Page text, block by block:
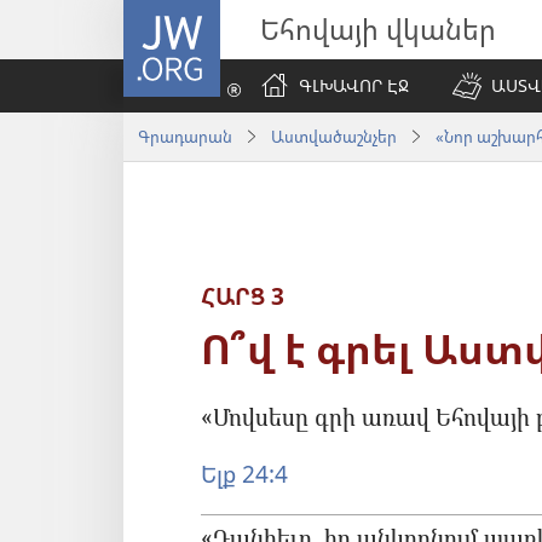
JW.ORG Եհովայի վկաներ
ԳԼԽԱՎՈՐ ԷՋ
Գրադարան Աստվածաշնչեր «Նոր
ՀԱՐՑ 3
Ո՞վ է գրել
«Մովսեսը գրի առավ Եհովայի
Ելք 24:4